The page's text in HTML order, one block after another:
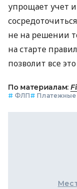
упрощает учет
не на решении
на старте
позволит все
По материалам:
# ФЛП# Платежные